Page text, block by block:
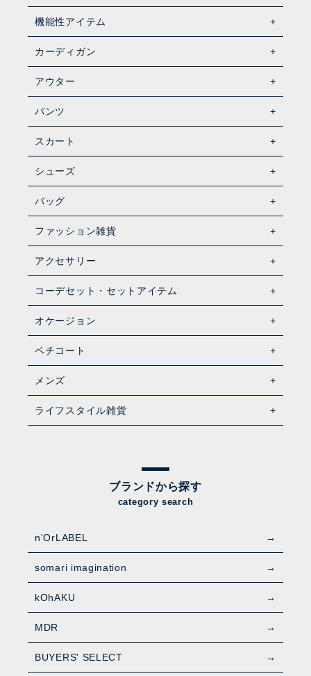
機能性アイテム
カーディガン
アウター
パンツ
スカート
シューズ
バッグ
ファッション雑貨
アクセサリー
コーデセット・セットアイテム
オケージョン
ペチコート
メンズ
ライフスタイル雑貨
ブランドから探す
category search
n'OrLABEL
somari imagination
kOhAKU
MDR
BUYERS' SELECT